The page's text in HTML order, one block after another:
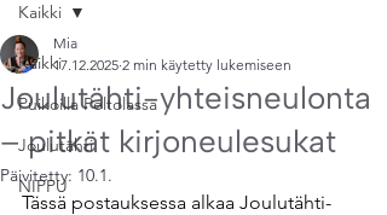
Kaikki
Puikoilla Peltolassa
Joulutähti
NIPPU
Kaikki
Joulutähti-yhteisneulonta
– pitkät kirjoneulesukat
Mia
17.12.2025 2 min käytetty lukemiseen
Päivitetty: 10.1.
Tässä postauksessa alkaa Joulutähti-